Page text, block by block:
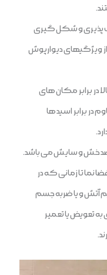
پذیری و شکل گیری
ویژگیهای دیوارپوش
در برابر مکان های
در برابر اسید ها
ضد خش و سایش می باشد.
نما تا زمانی که در
آتش و یا ضربه جسم
به تعویض یا تعمیر